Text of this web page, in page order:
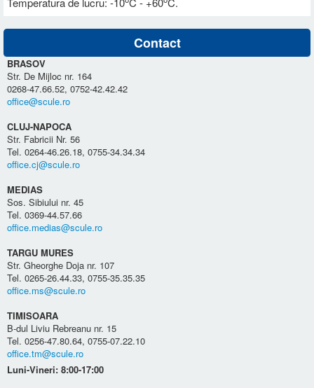
Contact
BRASOV
Str. De Mijloc nr. 164
0268-47.66.52, 0752-42.42.42
office@scule.ro
CLUJ-NAPOCA
Str. Fabricii Nr. 56
Tel. 0264-46.26.18, 0755-34.34.34
office.cj@scule.ro
MEDIAS
Sos. Sibiului nr. 45
Tel. 0369-44.57.66
office.medias@scule.ro
TARGU MURES
Str. Gheorghe Doja nr. 107
Tel. 0265-26.44.33, 0755-35.35.35
office.ms@scule.ro
TIMISOARA
B-dul Liviu Rebreanu nr. 15
Tel. 0256-47.80.64, 0755-07.22.10
office.tm@scule.ro
Luni-Vineri: 8:00-17:00